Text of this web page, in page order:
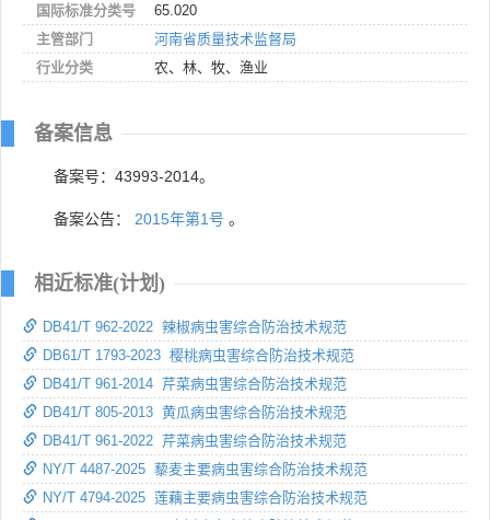
国际标准分类号
65.020
主管部门
河南省质量技术监督局
行业分类
农、林、牧、渔业
备案信息
备案号：43993-2014。
备案公告： 2015年第1号 。
相近标准(计划)
DB41/T 962-2022 辣椒病虫害综合防治技术规范
DB61/T 1793-2023 樱桃病虫害综合防治技术规范
DB41/T 961-2014 芹菜病虫害综合防治技术规范
DB41/T 805-2013 黄瓜病虫害综合防治技术规范
DB41/T 961-2022 芹菜病虫害综合防治技术规范
NY/T 4487-2025 藜麦主要病虫害综合防治技术规范
NY/T 4794-2025 莲藕主要病虫害综合防治技术规范